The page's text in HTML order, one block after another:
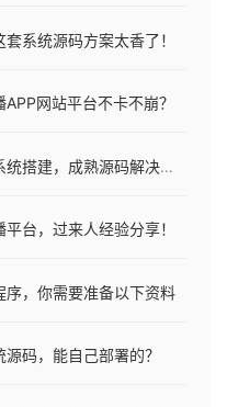
系统源码方案太香了！
网站平台不卡不崩？
字画拍卖玉石竞拍直播软件开发系统搭建，成熟源码解决方案
台，过来人经验分享！
序，你需要准备以下资料
码，能自己部署的？